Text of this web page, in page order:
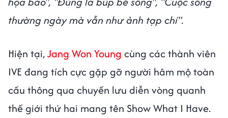
thường ngày mà vẫn như ảnh tạp chí".
Hiện tại,Jang Won Young cùng các thành viên
IVE đang tích cực gặp gỡ người hâm mộ toàn
cầu thông qua chuyến lưu diễn vòng quanh
thế giới thứ hai mang tên Show What I Have.